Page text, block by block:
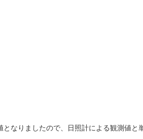
なりましたので、日照計による観測値と